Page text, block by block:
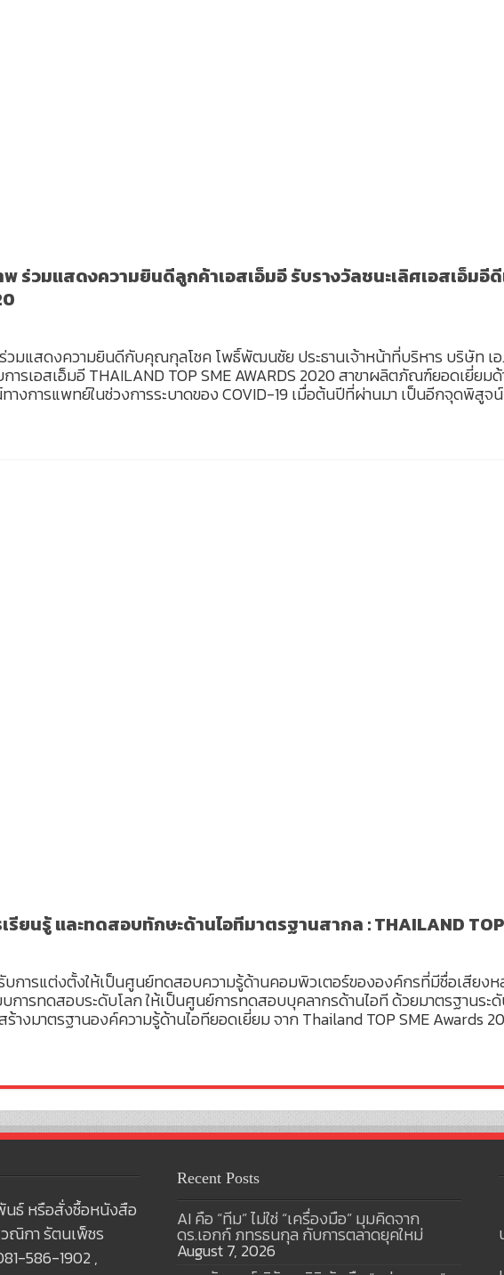
ร่วมแสดงความยินดีลูกค้าเอสเอ็มอี รับรางวัลชนะเลิศเอสเอ็มอีดี
วมแสดงความยินดีกับคุณกุลโชค โพธิ์พัฒนชัย ประธานเจ้าหน้าที่บริหาร บริษัท เอ.
ารเอสเอ็มอี THAILAND TOP SME AWARDS 2020 สาขาผลิตภัณฑ์ยอดเยี่ย
างการแพทย์ในช่วงการระบาดของ COVID-19 เมื่อต้นปีที่ผ่านมา เป็นอีกจุดพิสู
รียนรู้ และทดสอบทักษะด้านไอทีมาตรฐานสากล : THAILAND TOP
บการแต่งตั้งให้เป็นศูนย์ทดสอบความรู้ด้านคอมพิวเตอร์ขององค์กรที่มีชื่อเสียง
การทดสอบระดับโลก ให้เป็นศูนย์การทดสอบบุคลากรด้านไอที ด้วยมาตรฐานระดั
างมาตรฐานองค์ความรู้ด้านไอทียอดเยี่ยม จาก Thailand TOP SME Awards
นธ์ หรือสั่งซื้อหนังสือ
กา รัตนเพ็ชร
586-1902 ,
Recent Posts
AI คือ “ทีม” ไม่ใช่ “เครื่องมือ” มุมคิดจาก
ดร.เอกก์ ภทรธนกุล กับการตลาดยุคใหม่
August 7, 2026